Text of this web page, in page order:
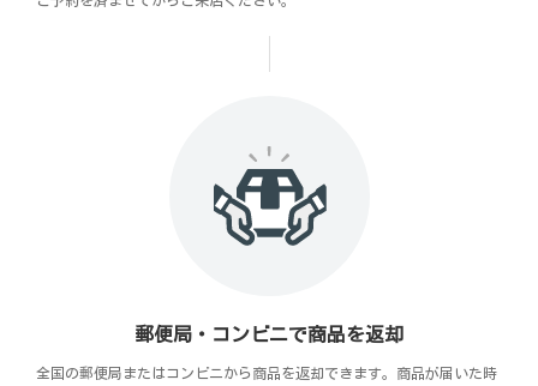
郵便局・コンビニで商品を返却
全国の郵便局またはコンビニから商品を返却できます。商品が届いた時